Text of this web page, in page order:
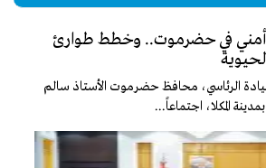
في حضرموت.. وخطط طوارئ
الرئاسي، محافظ حضرموت الأستاذ سالم
المكلا، اجتماعاً...